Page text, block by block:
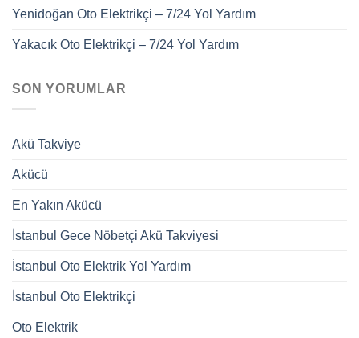
Yenidoğan Oto Elektrikçi – 7/24 Yol Yardım
Yakacık Oto Elektrikçi – 7/24 Yol Yardım
SON YORUMLAR
Akü Takviye
Akücü
En Yakın Akücü
İstanbul Gece Nöbetçi Akü Takviyesi
İstanbul Oto Elektrik Yol Yardım
İstanbul Oto Elektrikçi
Oto Elektrik